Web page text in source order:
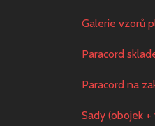
Galerie vzorů
Paracord
Paracord na
Sady (obojek